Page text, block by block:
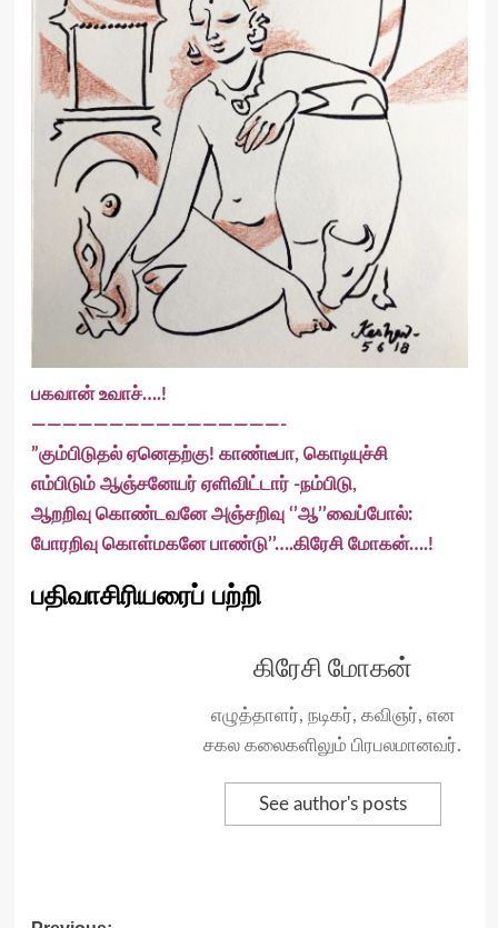
பகவான் உவாச்….!
————————————————-
”கும்பிடுதல் ஏனெதற்கு! காண்டீபா, கொடியுச்சி
எம்பிடும் ஆஞ்சனேயர் ஏளிவிட்டார் -நம்பிடு,
ஆறறிவு கொண்டவனே அஞ்சறிவு ‘’ஆ’’வைப்போல்:
போரறிவு கொள்மகனே பாண்டு’’….கிரேசி மோகன்….!
பதிவாசிரியரைப் பற்றி
கிரேசி மோகன்
எழுத்தாளர், நடிகர், கவிஞர், என
சகல கலைகளிலும் பிரபலமானவர்.
See author's posts